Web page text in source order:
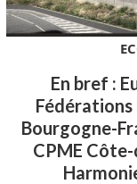
En bref :
Bourgogne-
CPME